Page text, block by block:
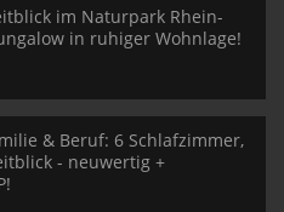
im Naturpark Rhein-
in ruhiger Wohnlage!
& Beruf: 6 Schlafzimmer,
- neuwertig +